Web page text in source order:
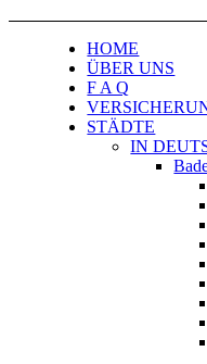
HOME
ÜBER UNS
F A Q
STÄDTE
IN